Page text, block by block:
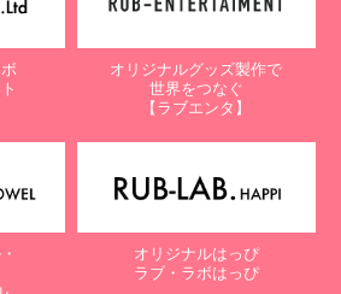
オリジナルグッズ製作で
世界をつなぐ
【ラブエンタ】
オリジナルはっぴ
ラブ・ラボはっぴ